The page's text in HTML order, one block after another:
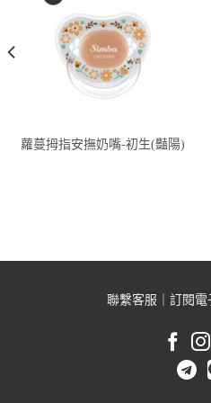
蘿蔓拇指安撫奶嘴-初生(豔陽)
聯繫客服 訂閱電